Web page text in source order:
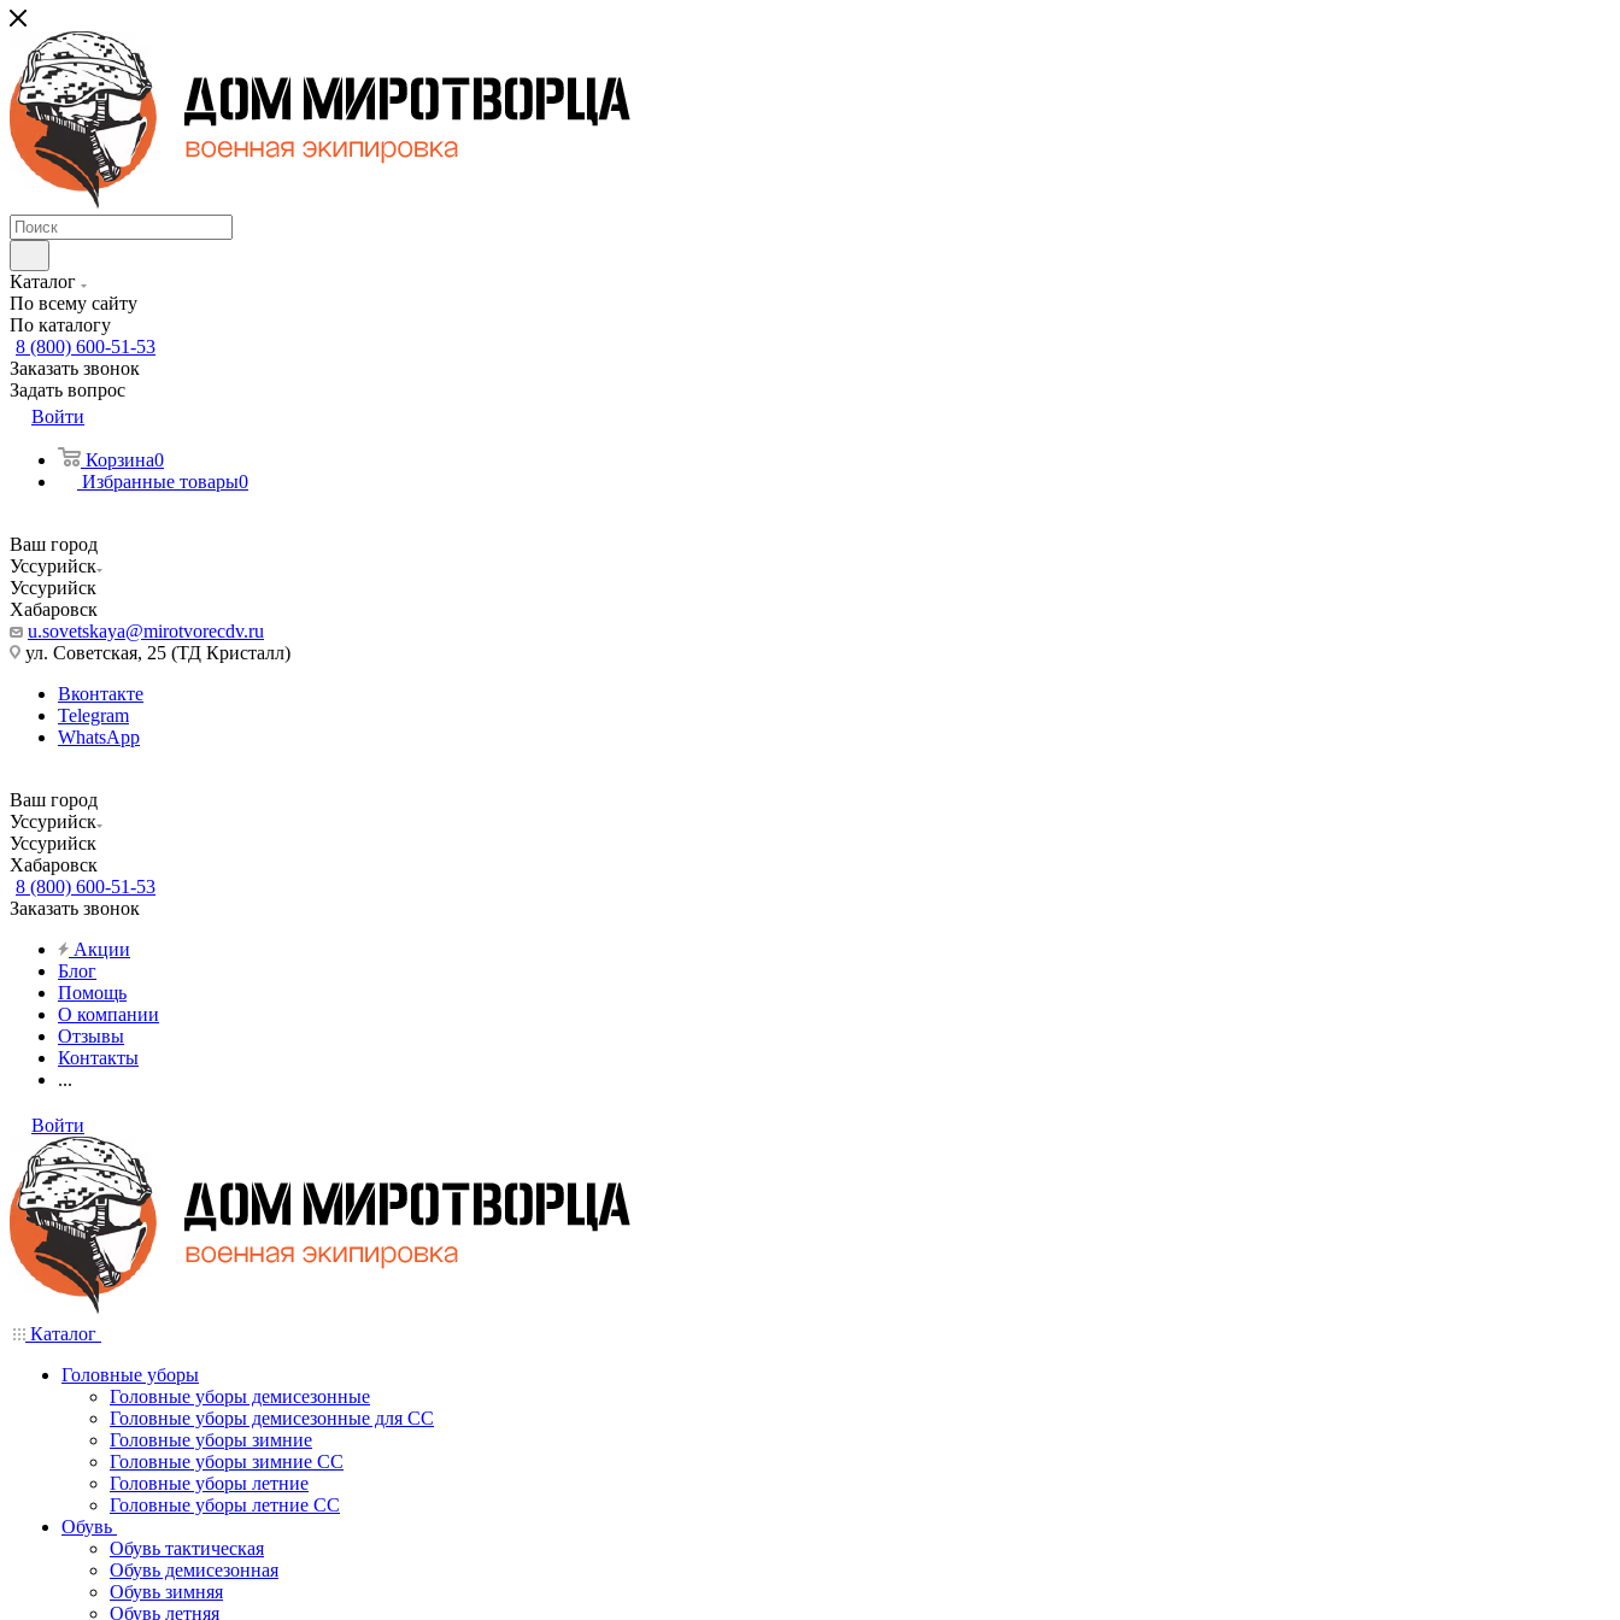
Каталог
По всему сайту
По каталогу
8 (800) 600-51-53
Заказать звонок
Задать вопрос
Войти
Корзина0
Избранные товары0
Ваш город
Уссурийск
Уссурийск
Хабаровск
u.sovetskaya@mirotvorecdv.ru
ул. Советская, 25 (ТД Кристалл)
Вконтакте
Telegram
WhatsApp
Ваш город
Уссурийск
Уссурийск
Хабаровск
8 (800) 600-51-53
Заказать звонок
Акции
Блог
Помощь
О компании
Отзывы
Контакты
...
Войти
Каталог
Головные уборы
Головные уборы демисезонные
Головные уборы демисезонные для СС
Головные уборы зимние
Головные уборы зимние СС
Головные уборы летние
Головные уборы летние СС
Обувь
Обувь тактическая
Обувь демисезонная
Обувь зимняя
Обувь летняя